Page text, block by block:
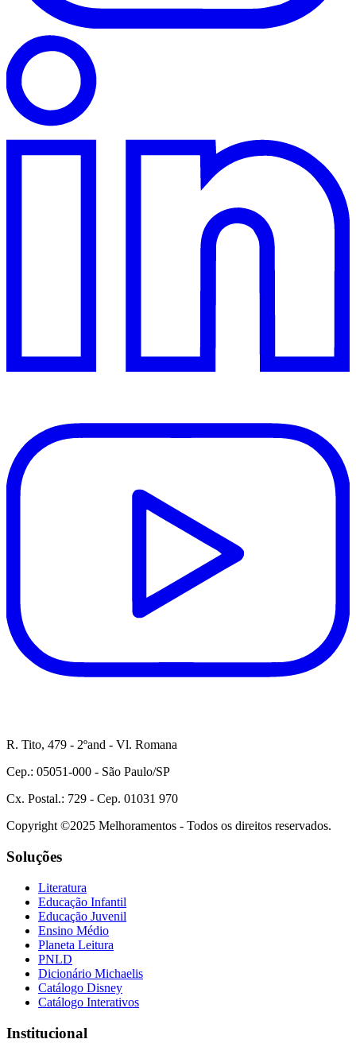
R. Tito, 479 - 2ºand - Vl. Romana
Cep.: 05051-000 - São Paulo/SP
Cx. Postal.: 729 - Cep. 01031 970
Copyright ©2025 Melhoramentos - Todos os direitos reservados.
Soluções
Literatura
Educação Infantil
Educação Juvenil
Ensino Médio
Planeta Leitura
PNLD
Dicionário Michaelis
Catálogo Disney
Catálogo Interativos
Institucional